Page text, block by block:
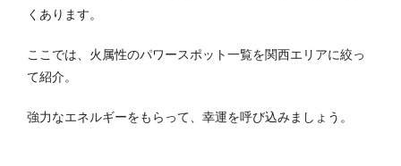
くあります。
ここでは、火属性のパワースポット一覧を関西エリアに絞っ
て紹介。
強力なエネルギーをもらって、幸運を呼び込みましょう。